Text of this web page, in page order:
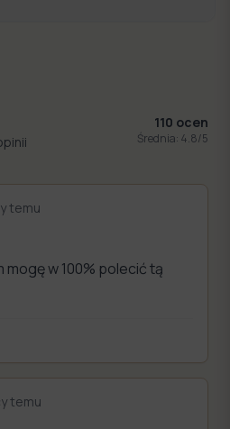
110 ocen
Średnia: 4.8/5
temu
w 100% polecić tą
temu